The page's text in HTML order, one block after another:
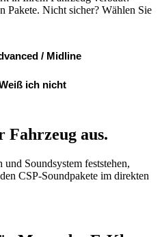
Pakete. Nicht sicher? Wählen Sie
/ Midline
ich nicht
Fahrzeug aus.
Soundsystem feststehen,
CSP-Soundpakete im direkten